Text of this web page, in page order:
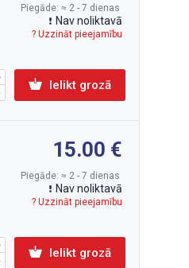
Piegāde: ≈ 2 - 7 dienas
Nav noliktavā
? Uzzināt pieejamību
Ielikt grozā
15.00
Piegāde: ≈ 2 - 7 dienas
Nav noliktavā
? Uzzināt pieejamību
Ielikt grozā